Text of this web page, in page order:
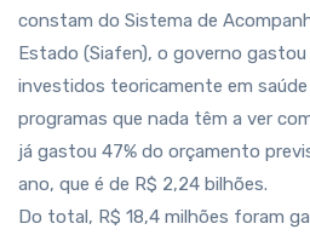
constam do Sistema de
Estado (Siafen), o governo gastou
investidos teoricamente em
programas que nada têm a ver
já gastou 47% do orçamento
ano, que é de R$ 2,24 bilhões.
Do total, R$ 18,4 milhões foram